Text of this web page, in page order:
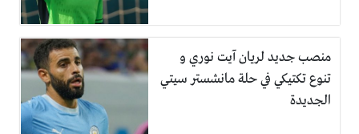
منصب جديد لريان آيت نوري و
تنوع تكتيكي في حلة مانشستر سيتي
الجديدة